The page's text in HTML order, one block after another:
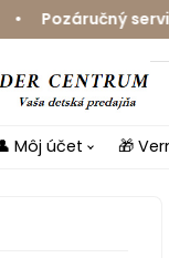
Môj účet 🎁